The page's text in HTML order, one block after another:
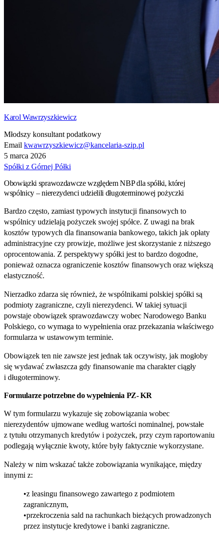
Karol Wawrzyszkiewicz
Młodszy konsultant podatkowy
Email kwawrzyszkiewicz@kancelaria-szip.pl
5 marca 2026
Spółki z Górnej Półki
Obowiązki sprawozdawcze względem NBP dla spółki, której
wspólnicy – nierezydenci udzielili długoterminowej pożyczki
Bardzo często, zamiast typowych instytucji finansowych to
wspólnicy udzielają pożyczek swojej spółce. Z uwagi na brak
kosztów typowych dla finansowania bankowego, takich jak opłaty
administracyjne czy prowizje, możliwe jest skorzystanie z niższego
oprocentowania. Z perspektywy spółki jest to bardzo dogodne,
ponieważ oznacza ograniczenie kosztów finansowych oraz większą
elastyczność.
Nierzadko zdarza się również, że wspólnikami polskiej spółki są
podmioty zagraniczne, czyli nierezydenci. W takiej sytuacji
powstaje obowiązek sprawozdawczy wobec Narodowego Banku
Polskiego, co wymaga to wypełnienia oraz przekazania właściwego
formularza w ustawowym terminie.
Obowiązek ten nie zawsze jest jednak tak oczywisty, jak mogłoby
się wydawać zwłaszcza gdy finansowanie ma charakter ciągły
i długoterminowy.
Formularze potrzebne do wypełnienia PZ- KR
W tym formularzu wykazuje się zobowiązania wobec
nierezydentów ujmowane według wartości nominalnej, powstałe
z tytułu otrzymanych kredytów i pożyczek, przy czym raportowaniu
podlegają wyłącznie kwoty, które były faktycznie wykorzystane.
Należy w nim wskazać także zobowiązania wynikające, między
innymi z:
z leasingu finansowego zawartego z podmiotem
zagranicznym,
przekroczenia sald na rachunkach bieżących prowadzonych
przez instytucje kredytowe i banki zagraniczne.